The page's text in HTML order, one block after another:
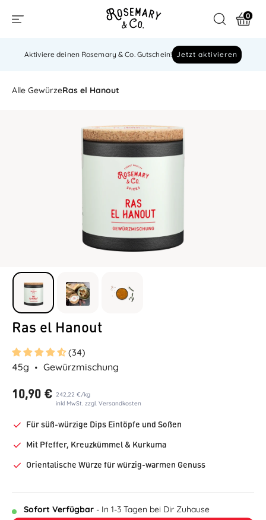
0
Aktiviere deinen Rosemary & Co. Gutschein! Jetzt aktivieren
Alle GewürzeRas el Hanout
Ras el Hanout
(34)
45g Gewürzmischung
10,90 € 242,22 €/kg
inkl MwSt. zzgl. Versandkosten
Für süß-würzige Dips Eintöpfe und Soßen
Mit Pfeffer, Kreuzkümmel & Kurkuma
Orientalische Würze für würzig-warmen Genuss
Sofort Verfügbar- In 1-3 Tagen bei Dir Zuhause